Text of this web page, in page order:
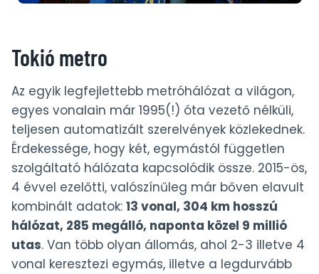
Tokió top látnivalók 4-5 nap alatt
Tokió metro
Az egyik legfejlettebb metróhálózat a világon,
egyes vonalain már 1995(!) óta vezető nélküli,
teljesen automatizált szerelvények közlekednek.
Érdekessége, hogy két, egymástól független
szolgáltató hálózata kapcsolódik össze. 2015-ös,
4 évvel ezelőtti, valószínűleg már bőven elavult
kombinált adatok: 13 vonal, 304 km hosszú
hálózat, 285 megálló, naponta közel 9 millió
utas. Van több olyan állomás, ahol 2-3 illetve 4
vonal keresztezi egymás, illetve a legdurvább